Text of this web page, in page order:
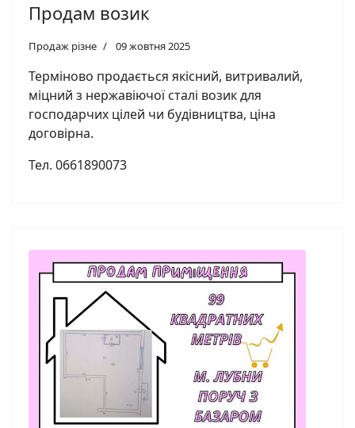
Продам возик
Продаж різне 09 жовтня 2025
Терміново продається якісний, витривалий,
міцний з нержавіючої сталі возик для
господарчих цілей чи будівництва, ціна
договірна.
Тел. 0661890073